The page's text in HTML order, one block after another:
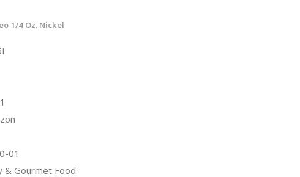
1/4 Oz. Nickel
01
& Gourmet Food-